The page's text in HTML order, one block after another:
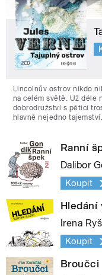
Lincolnův ostrov nikdo
na celém světě. Už déle
dobrodružství s pěticí
hlavně nejedno tajemství.
Ranní
Dalibor
Koupit
Hledání
Irena
Koupit
Broučci